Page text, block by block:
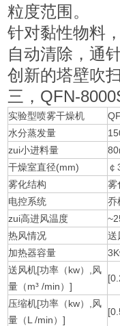
粒度范围。
针对黏性物料
自动清除，通
创新的塔壁吹
三，QFN-
实验型喷雾干燥机
水分蒸发量
zui小进料量
干燥室直径(mm)
雾化结构
雾
电控系统
乔
zui高进风温度
热风情况
送
加热器容量
送风机[功率（kw）,风
量（m³ /min）]
压缩机[功率（kw）,风
量（L /min）]